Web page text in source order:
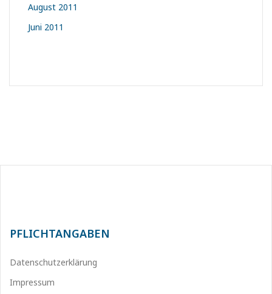
August 2011
Juni 2011
PFLICHTANGABEN
Datenschutzerklärung
Impressum